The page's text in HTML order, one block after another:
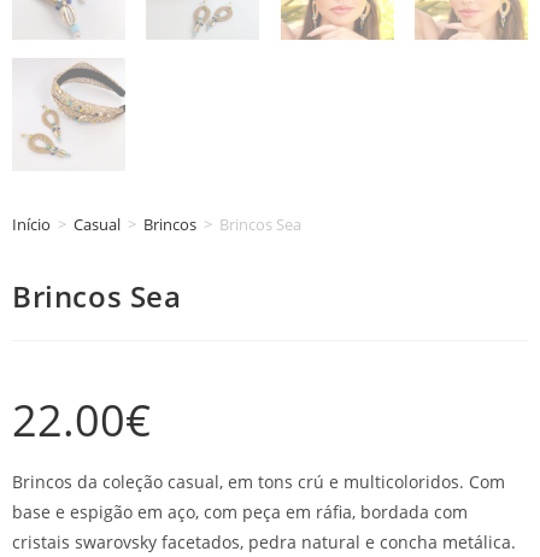
Início > Casual > Brincos > Brincos Sea
Brincos Sea
22.00€
Brincos da coleção casual, em tons crú e multicoloridos. Com
base e espigão em aço, com peça em ráfia, bordada com
cristais swarovsky facetados, pedra natural e concha metálica.